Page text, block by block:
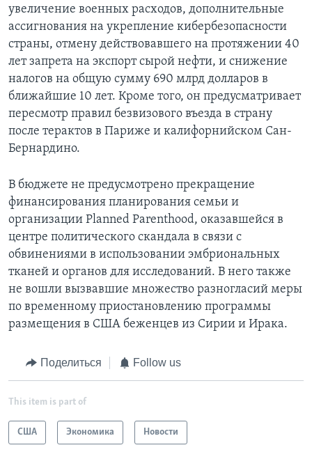
увеличение военных расходов, дополнительные
ассигнования на укрепление кибербезопасности
страны, отмену действовавшего на протяжении 40
лет запрета на экспорт сырой нефти, и снижение
налогов на общую сумму 690 млрд долларов в
ближайшие 10 лет. Кроме того, он предусматривает
пересмотр правил безвизового въезда в страну
после терактов в Париже и калифорнийском Сан-
Бернардино.
В бюджете не предусмотрено прекращение
финансирования планирования семьи и
организации Planned Parenthood, оказавшейся в
центре политического скандала в связи с
обвинениями в использовании эмбриональных
тканей и органов для исследований. В него также
не вошли вызвавшие множество разногласий меры
по временному приостановлению программы
размещения в США беженцев из Сирии и Ирака.
Поделиться Follow us
This item is part of
США Экономика Новости